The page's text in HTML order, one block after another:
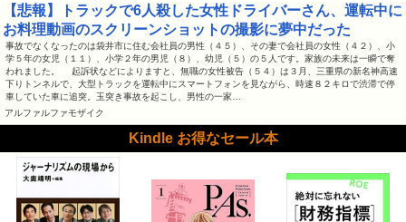
【悲報】トラックで6人殺した女性ドライバーさん、運転中に
お料理動画のスクリーンショットの撮影に夢中だった
事故でなくなったのは袋井市に住む会社員の男性（４５）、その妻で会社員の女性（４２）、小
学５年の女児（１１）、小学２年の男児（８）、幼児（５）の５人です。家族の未来は一瞬で奪
われました。 起訴状などによりますと、無職の女性被告（５４）は３月、三重県の新名神高速
下りトンネルで、大型トラックを運転中にスマートフォンを見ながら、時速８２キロで渋滞で停
車していた車に追突。玉突き事故を起こし、男性の一家…
アルファルファモザイク
Kindle お得なセール本